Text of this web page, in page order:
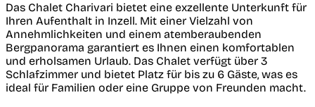
Das Chalet Charivari bietet eine exzellente Unterkunft für
Ihren Aufenthalt in Inzell. Mit einer Vielzahl von
Annehmlichkeiten und einem atemberaubenden
Bergpanorama garantiert es Ihnen einen komfortablen
und erholsamen Urlaub. Das Chalet verfügt über 3
Schlafzimmer und bietet Platz für bis zu 6 Gäste, was es
ideal für Familien oder eine Gruppe von Freunden macht.